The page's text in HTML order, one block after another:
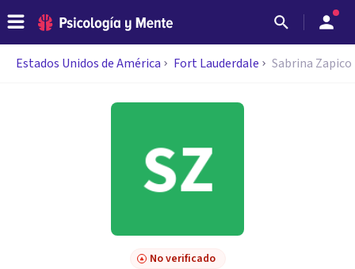
Estados Unidos de América Fort Lauderdale Sabrina Zapico
No verificado